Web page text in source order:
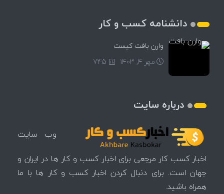
دانشنامه کسب و کار
وارن بافت کیست
مهر ۴, ۱۴۰۳
745
درباره سایت
وب سایت
اخبار کسب کار مرجعی برای اخبار کسب و کار ها در ایران و
جهان است. برای دنبال کردن اخبار کسب و کار ها با ما
همراه باشید.